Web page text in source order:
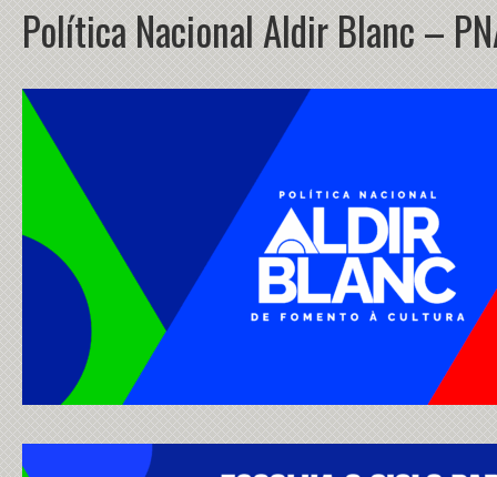
Política Nacional Aldir Blanc –
.